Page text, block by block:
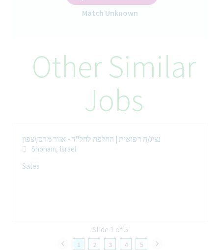
עמידה בלוחות זמנים תוך שמירה על רמת דיוק גבוהה בהפצה
מתן שירות לקוחות אדיב, מקצועי ואמין
רישיון נהיגה ג’ עד 12 טון – חובה
ניסיון קודם בהפצה / שליחויות – יתרון
נכונות לעבודה פיזית (נהיגה, טעינה ופריקה)
תודעת שירות ויחסי אנוש מצוינים
איך אנחנו דואגים לך
בטבע, בריאות טובה יותר מתחילה מבפנים. מהיום הראשון, מקבלים
למגוון רחב של אפשרויות, החל מתוכניות למידה ופרויקטים קצרי טווח
ועד להזדמנויות לצמיחה. כאן, לוקחים חלק מתרבות שמעצימה אותך
Match Unknown
Other Similar
Jobs
1 2 3 4 5
נציג/ה רפואית | החלפה לחל"ד - אזור מרכז\צפון
Shoham, Israel
Sales
Slide 1 of 5